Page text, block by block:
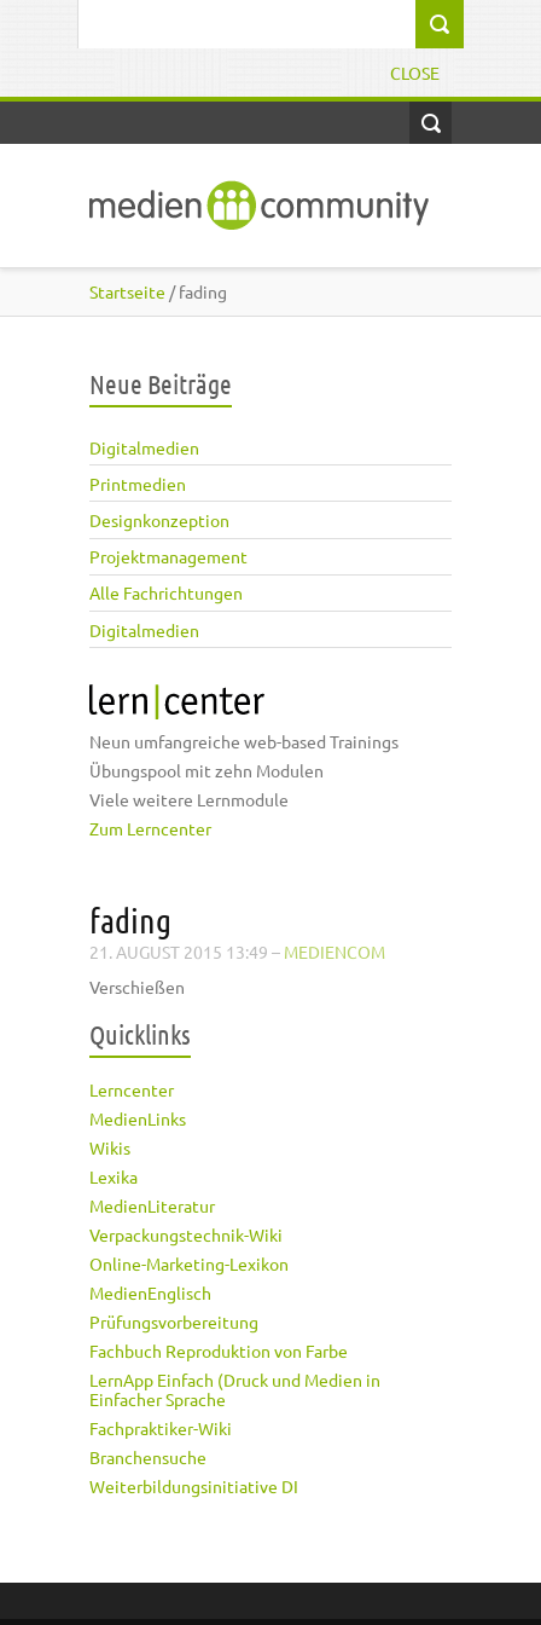
CLOSE
Startseite / fading
Neue Beiträge
Digitalmedien
Printmedien
Designkonzeption
Projektmanagement
Alle Fachrichtungen
Digitalmedien
Neun umfangreiche web-based Trainings
Übungspool mit zehn Modulen
Viele weitere Lernmodule
Zum Lerncenter
fading
21. AUGUST 2015 13:49 – MEDIENCOM
Verschießen
Quicklinks
Lerncenter
MedienLinks
Wikis
Lexika
MedienLiteratur
Verpackungstechnik-Wiki
Online-Marketing-Lexikon
MedienEnglisch
Prüfungsvorbereitung
Fachbuch Reproduktion von Farbe
LernApp Einfach (Druck und Medien in
Einfacher Sprache
Fachpraktiker-Wiki
Branchensuche
Weiterbildungsinitiative DI